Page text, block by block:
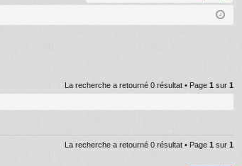
cri
La recherche a retourné 0 résultat • Page 1 sur 1
La recherche a retourné 0 résultat • Page 1 sur 1